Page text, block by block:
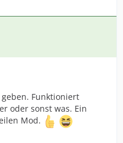
Funktioniert
oder sonst was. Ein
Mod.